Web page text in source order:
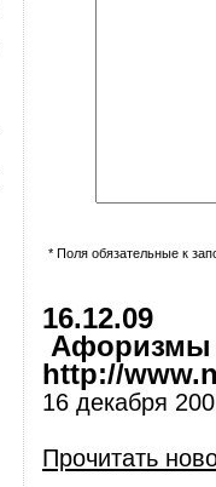
* Поля обязательные к
16.12.09
Афоризмы
http://
16 декабря
Прочитать